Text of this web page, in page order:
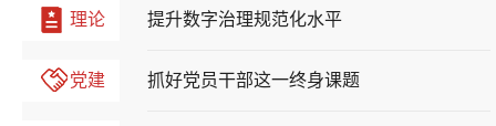
理论 提升数字治理规范化水平
党建 抓好党员干部这一终身课题